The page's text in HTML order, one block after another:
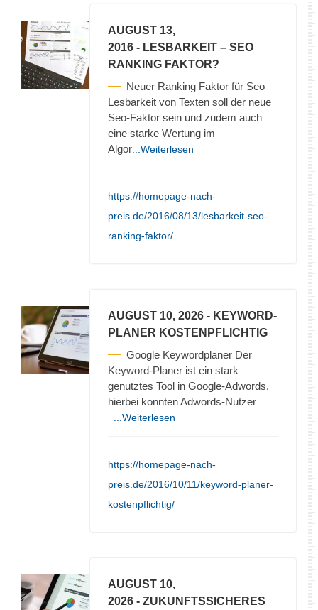
AUGUST 13,
2016 - LESBARKEIT – SEO
RANKING FAKTOR?
Neuer Ranking Faktor für Seo
Lesbarkeit von Texten soll der neue
Seo-Faktor sein und zudem auch
eine starke Wertung im
Algor ...Weiterlesen
https://homepage-nach-
preis.de/2016/08/13/lesbarkeit-seo-
ranking-faktor/
AUGUST 10, 2026 - KEYWORD-
PLANER KOSTENPFLICHTIG
Google Keywordplaner Der
Keyword-Planer ist ein stark
genutztes Tool in Google-Adwords,
hierbei konnten Adwords-Nutzer
–...Weiterlesen
https://homepage-nach-
preis.de/2016/10/11/keyword-planer-
kostenpflichtig/
AUGUST 10,
2026 - ZUKUNFTSSICHERES